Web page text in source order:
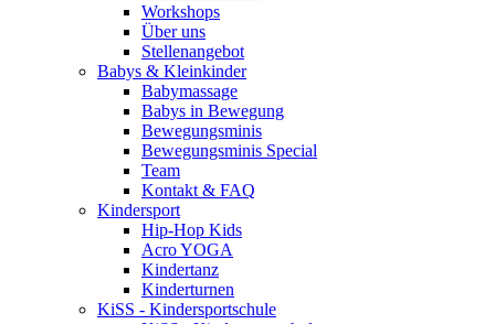
Workshops
Über uns
Stellenangebot
Babys & Kleinkinder
Babymassage
Babys in Bewegung
Bewegungsminis
Bewegungsminis Special
Team
Kontakt & FAQ
Kindersport
Hip-Hop Kids
Acro YOGA
Kindertanz
Kinderturnen
KiSS - Kindersportschule